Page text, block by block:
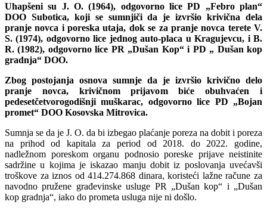
Uhapšeni su J. O. (1964), odgovorno lice PD „Febro plan“
DOO Subotica, koji se sumnjiči da je izvršio krivična dela
pranje novca i poreska utaja, dok se za pranje novca terete V.
S. (1974), odgovorno lice jednog auto-placa u Kragujevcu, i B.
R. (1982), odgovorno lice PR „Dušan Kop“ i PD „ Dušan kop
gradnja“ DOO.
Zbog postojanja osnova sumnje da je izvršio krivično delo
pranje novca, krivičnom prijavom biće obuhvaćen i
pedesetčetvorogodišnji muškarac, odgovorno lice PD „Bojan
promet“ DOO Kosovska Mitrovica.
Sumnja se da je J. O. da bi izbegao plaćanje poreza na dobit i poreza
na prihod od kapitala za period od 2018. do 2022. godine,
nadležnom poreskom organu podnosio poreske prijave neistinite
sadržine u kojima je iskazao manju dobit iz poslovanja uvećavši
troškove za iznos od 414.274.868 dinara, koristeći lažne račune za
navodno pružene građevinske usluge PR „Dušan kop“ i „Dušan
kop gradnja“, iako do prometa usluga nije ni došlo.